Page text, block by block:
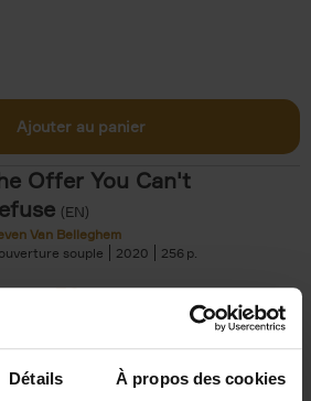
Détails À propos des cookies
Ajouter au panier
Offer You Can't
(EN)
Van Belleghem
souple
2020 256
37,50